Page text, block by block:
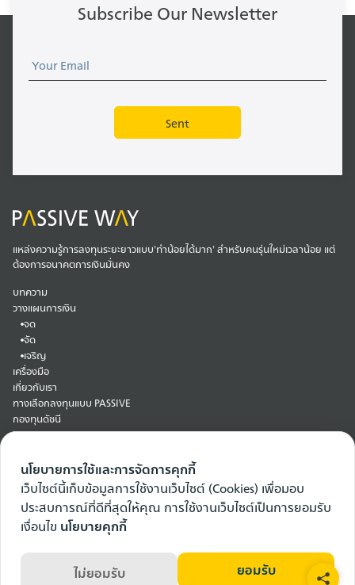
Subscribe Our Newsletter
แหล่งความรู้การลงทุนระยะยาวแบบ'ทำน้อยได้มาก' สำหรับคนรุ่นใหม่เวลาน้อย แต่
ต้องการอนาคตการเงินมั่นคง
บทความ
วางแผนการเงิน
จด
จัด
เจริญ
เครื่องมือ
เกี่ยวกับเรา
ทางเลือกลงทุนแบบ PASSIVE
กองทุนดัชนี
ETF
กองทุนบริหารด้วย AI
COPYRIGHT © 2026 PASSIVE WAY BY JITTA. ALL RIGHTS RESERVED.
นโยบายการใช้และการจัดการคุกกี้
เว็บไซต์นี้เก็บข้อมูลการใช้งานเว็บไซต์ (Cookies) เพื่อมอบ
ประสบการณ์ที่ดีที่สุดให้คุณ การใช้งานเว็บไซต์เป็นการยอมรับ
เงื่อนไข นโยบายคุกกี้
ยอมรับ
ไม่ยอมรับ